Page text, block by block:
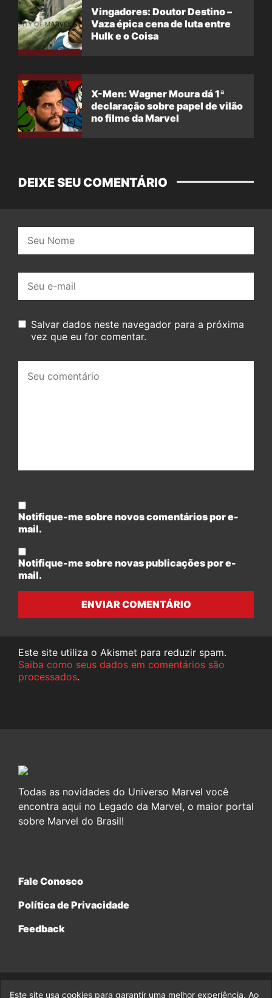
Vingadores: Doutor Destino –
Vaza épica cena de luta entre
Hulk e o Coisa
X-Men: Wagner Moura dá 1ª
declaração sobre papel de vilão
no filme da Marvel
DEIXE SEU COMENTÁRIO
mail:
Salvar dados neste navegador para a próxima
vez que eu for comentar.
comentário:
Notifique-me sobre novos comentários por e-
mail.
Notifique-me sobre novas publicações por e-
mail.
ENVIAR COMENTÁRIO
Este site utiliza o Akismet para reduzir spam.
Saiba como seus dados em comentários são
processados.
Todas as novidades do Universo Marvel você
encontra aqui no Legado da Marvel, o maior portal
sobre Marvel do Brasil!
Fale Conosco
Política de Privacidade
Feedback
© 2017-2026 Legado da Marvel, uma empresa da Legado
Este site usa cookies para garantir uma melhor experiência. Ao